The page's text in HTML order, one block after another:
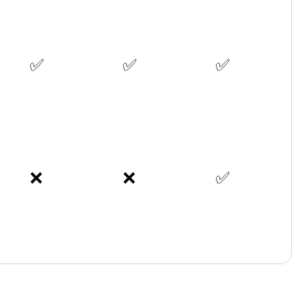
✅ ✅ ✅
❌ ❌ ✅